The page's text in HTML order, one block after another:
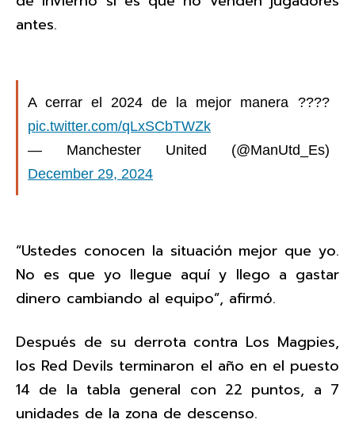
antes.
A cerrar el 2024 de la mejor manera ????
pic.twitter.com/qLxSCbTWZk
— Manchester United (@ManUtd_Es)
December 29, 2024
“Ustedes conocen la situación mejor que yo.
No es que yo llegue aquí y llego a gastar
dinero cambiando al equipo”, afirmó.
Después de su derrota contra Los Magpies,
los Red Devils terminaron el año en el puesto
14 de la tabla general con 22 puntos, a 7
unidades de la zona de descenso.